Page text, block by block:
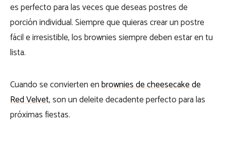
es perfecto para las veces que deseas postres de
porción individual. Siempre que quieras crear un postre
fácil e irresistible, los brownies siempre deben estar en tu
lista.
Cuando se convierten enbrownies de cheesecake de
Red Velvet, son un deleite decadente perfecto para las
próximas fiestas.